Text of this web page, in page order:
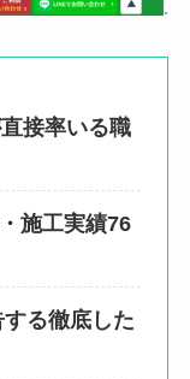
接率いる職
施工実績76
る徹底した